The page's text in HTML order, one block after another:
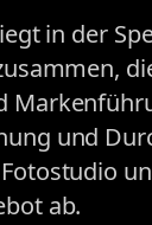
in der
und
ab.